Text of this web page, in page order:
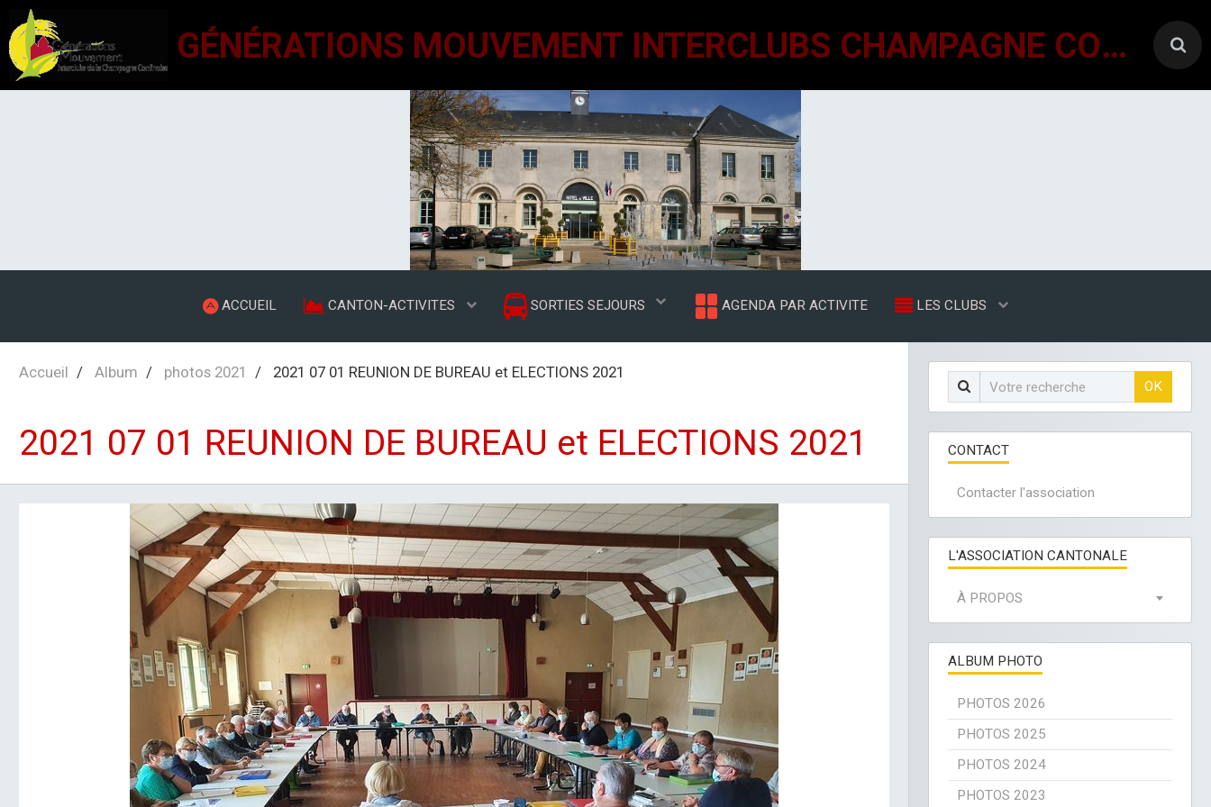
GÉNÉRATIONS MOUVEMENT INTERCLUBS CHAMPAGNE CONLINOISE
ACCUEIL CANTON-ACTIVITES SORTIES SEJOURS AGENDA PAR ACTIVITE LES CLUBS
Accueil Album photos 2021 2021 07 01 REUNION DE BUREAU et ELECTIONS 2021
2021 07 01 REUNION DE BUREAU et ELECTIONS 2021
OK
CONTACT
Contacter l'association
L'ASSOCIATION CANTONALE
À PROPOS
ALBUM PHOTO
PHOTOS 2026
PHOTOS 2025
PHOTOS 2024
PHOTOS 2023